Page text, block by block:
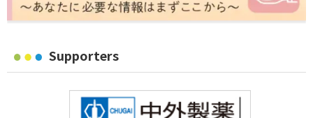
Supporters